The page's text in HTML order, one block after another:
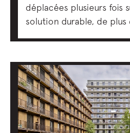
déplacées plusieurs fois
solution durable, de plus